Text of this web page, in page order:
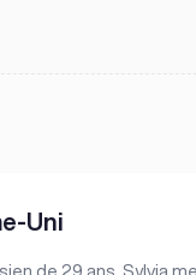
Uni
de 29 ans. Sylvia